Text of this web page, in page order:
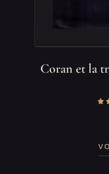
Coran et la